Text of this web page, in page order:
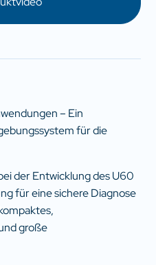
– Ein
für die
der Entwicklung des U60
für eine sichere Diagnose
große